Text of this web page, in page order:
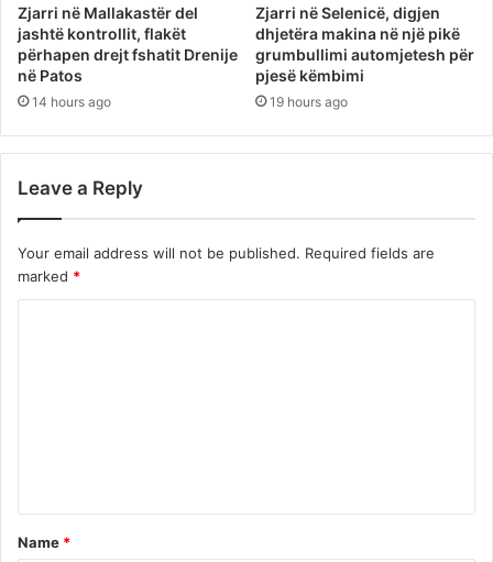
Zjarri në Mallakastër del
jashtë kontrollit, flakët
përhapen drejt fshatit Drenije
në Patos
14 hours ago
Zjarri në Selenicë, digjen
dhjetëra makina në një pikë
grumbullimi automjetesh për
pjesë këmbimi
19 hours ago
Leave a Reply
Your email address will not be published. Required fields are
marked *
t
*
Name *